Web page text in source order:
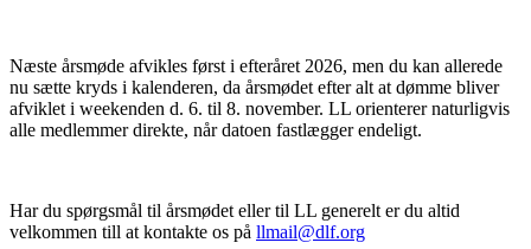
Næste årsmøde afvikles først i efteråret 2026, men du kan allerede
nu sætte kryds i kalenderen, da årsmødet efter alt at dømme bliver
afviklet i weekenden d. 6. til 8. november. LL orienterer naturligvis
alle medlemmer direkte, når datoen fastlægger endeligt.
Har du spørgsmål til årsmødet eller til LL generelt er du altid
velkommen till at kontakte os på llmail@dlf.org